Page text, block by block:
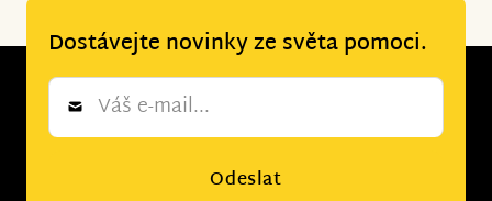
Dostávejte novinky ze světa pomoci.
Newsletter
Odeslat